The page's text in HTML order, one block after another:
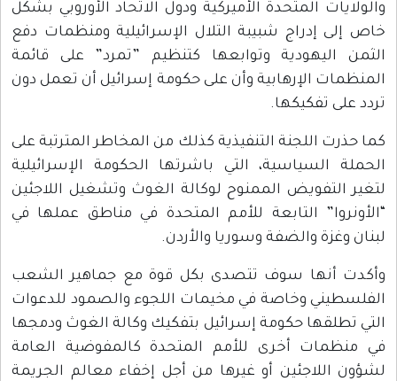
والولايات المتحدة الأميركية ودول الاتحاد الأوروبي بشكل
خاص إلى إدراج شبيبة التلال الإسرائيلية ومنظمات دفع
الثمن اليهودية وتوابعها كتنظيم ”تمرد” على قائمة
المنظمات الإرهابية وأن على حكومة إسرائيل أن تعمل دون
تردد على تفكيكها.
كما حذرت اللجنة التنفيذية كذلك من المخاطر المترتبة على
الحملة السياسية، التي باشرتها الحكومة الإسرائيلية
لتغير التفويض الممنوح لوكالة الغوث وتشغيل اللاجئين
“الأونروا” التابعة للأمم المتحدة في مناطق عملها في
لبنان وغزة والضفة وسوريا والأردن.
وأكدت أنها سوف تتصدى بكل قوة مع جماهير الشعب
الفلسطيني وخاصة في مخيمات اللجوء والصمود للدعوات
التي تطلقها حكومة إسرائيل بتفكيك وكالة الغوث ودمجها
في منظمات أخرى للأمم المتحدة كالمفوضية العامة
لشؤون اللاجئين أو غيرها من أجل إخفاء معالم الجريمة